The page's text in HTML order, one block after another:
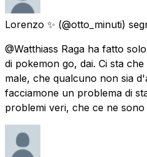
Lorenzo ✨ (@otto_minuti)
@Watthiass Raga ha fatto
di pokemon go, dai. Ci sta
male, che qualcuno non sia
facciamone un problema di
problemi veri, che ce ne sono